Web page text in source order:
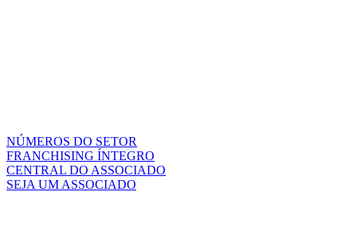
NÚMEROS DO SETOR
FRANCHISING ÍNTEGRO
CENTRAL DO ASSOCIADO
SEJA UM ASSOCIADO